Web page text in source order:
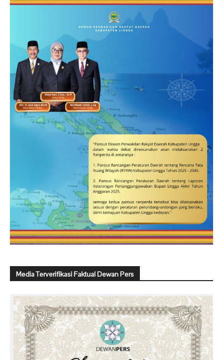
Media Terverifikasi Faktual Dewan Pers